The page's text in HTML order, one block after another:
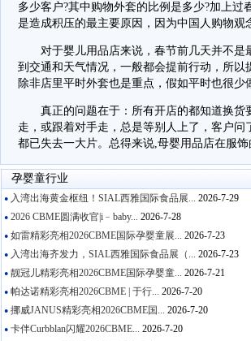
多少客户?其中购物外套的比例是多少?加上
是造成积压的最主要原因，因为中国人购物
对于婴儿用品店来说，春节前几天并不是
到交通和天气情况，一般都会提前行动，所
除非店里平时外套也是重点，假如平时也很
真正的问题在于：所有开店的都知道换货
走，或跟着对手走，总是等别人上了，客户
都已失去一大片。总得来说,母婴用品店在服
孕婴童行业
●入湾出海黄金枢纽！SIAL西雅国际食品展... 2026-7-29
●2026 CBME圆满收官|i﹣baby... 2026-7-28
●如雷精彩亮相2026CBME国际孕婴童展... 2026-7-23
●入湾出海齐发力，SIAL西雅国际食品展（... 2026-7-23
●靓冠儿精彩亮相2026CBME国际孕婴童... 2026-7-21
●帕达诺精彩亮相2026CBME | 于行... 2026-7-20
●挪威JANUS精彩亮相2026CBME国... 2026-7-20
●卡伴Curbblan闪耀2026CBME... 2026-7-20